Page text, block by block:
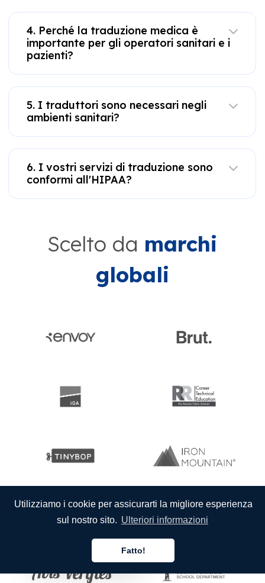
Utilizziamo i cookie per assicurarti la migliore esperienza
sul nostro sito. Ulteriori informazioni
Fatto!
4. Perché la traduzione medica è
importante per gli operatori sanitari e i
pazienti?
5. I traduttori sono necessari negli
ambienti sanitari?
6. I vostri servizi di traduzione sono
conformi all'HIPAA?
Scelto da marchi
globali
Italiano